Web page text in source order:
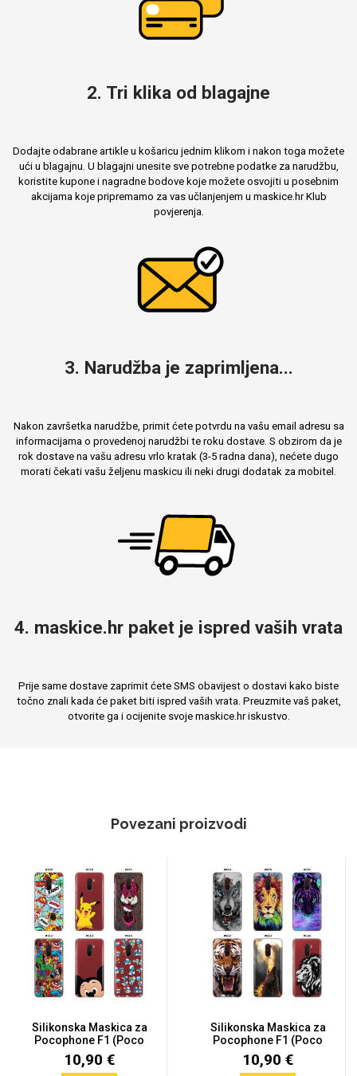
2. Tri klika od blagajne
Dodajte odabrane artikle u košaricu jednim klikom i nakon toga možete
ući u blagajnu. U blagajni unesite sve potrebne podatke za narudžbu,
koristite kupone i nagradne bodove koje možete osvojiti u posebnim
akcijama koje pripremamo za vas učlanjenjem u maskice.hr Klub
povjerenja.
3. Narudžba je zaprimljena...
Nakon završetka narudžbe, primit ćete potvrdu na vašu email adresu sa
informacijama o provedenoj narudžbi te roku dostave. S obzirom da je
rok dostave na vašu adresu vrlo kratak (3-5 radna dana), nećete dugo
morati čekati vašu željenu maskicu ili neki drugi dodatak za mobitel.
4. maskice.hr paket je ispred vaših vrata
Prije same dostave zaprimit ćete SMS obavijest o dostavi kako biste
točno znali kada će paket biti ispred vaših vrata. Preuzmite vaš paket,
otvorite ga i ocijenite svoje maskice.hr iskustvo.
Povezani proizvodi
Silikonska Maskica za
Pocophone F1 (Poco
F1)...
10,90 €
Silikonska Maskica za
Pocophone F1 (Poco
F1)...
10,90 €